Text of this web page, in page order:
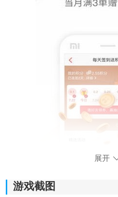
展开
游戏截图